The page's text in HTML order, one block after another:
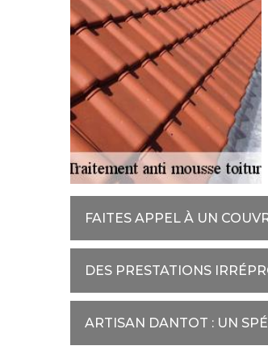
FAITES APPEL À UN
DES PRESTATIONS
ARTISAN DANTOT : UN